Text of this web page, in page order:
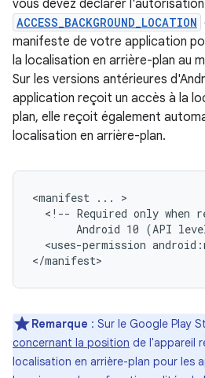
vous devez déclarer l'autorisation
ACCESS_BACKGROUND_LOCATION
manifeste de votre application
la localisation en arrière-plan au
Sur les versions antérieures
application reçoit un accès à la
plan, elle reçoit également
localisation en arrière-plan.
<manifest ...
<!-- Required only when
Android 10 (API
<uses-permission
Remarque : Sur le Google Play
concernant la position de l'appareil
localisation en arrière-plan pour les